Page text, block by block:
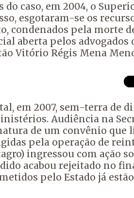
do caso, em 2004, o
esgotaram-se os
condenados pela morte
aberta pelos
Vitório Régis Mena
em 2007, sem-terra de
Audiência na
de um convênio que
pela operação de
ingressou com ação
acabou rejeitado no
pelo Estado já